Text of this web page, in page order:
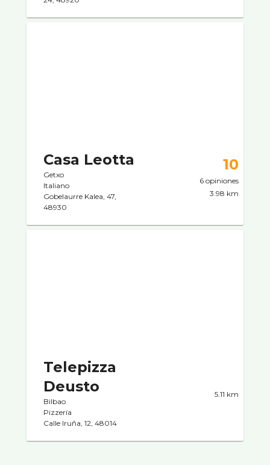
Casa Leotta
Getxo
Italiano
Gobelaurre Kalea, 47,
48930
10
6 opiniones
3.98 km
Telepizza
Deusto
Bilbao
Pizzerí­a
Calle Iruña, 12, 48014
5.11 km